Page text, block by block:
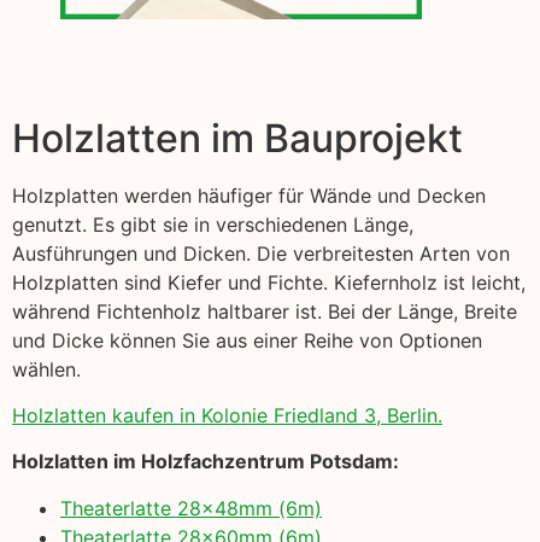
Holzlatten im Bauprojekt
Holzplatten werden häufiger für Wände und Decken
genutzt. Es gibt sie in verschiedenen Länge,
Ausführungen und Dicken. Die verbreitesten Arten von
Holzplatten sind Kiefer und Fichte. Kiefernholz ist leicht,
während Fichtenholz haltbarer ist. Bei der Länge, Breite
und Dicke können Sie aus einer Reihe von Optionen
wählen.
Holzlatten kaufen in Kolonie Friedland 3, Berlin.
Holzlatten im Holzfachzentrum Potsdam:
Theaterlatte 28x48mm (6m)
Theaterlatte 28x60mm (6m)